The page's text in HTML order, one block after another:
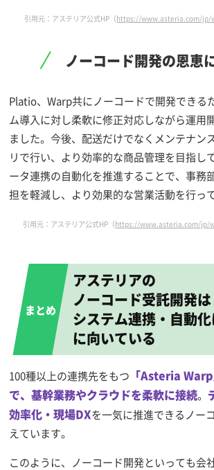
引用元：アステリア公式HP（https://www.asteria.com/
ノーコード開発の恩恵
Platio、Warp共にノーコードで開発できる
ム導入に対し柔軟に修正対応しながら運用
ました。今後、配送だけでなくメンテナン
リで行い、より効率的な商品管理を目指し
ータ連携の自動化を推進することで、事務
担を軽減し、より効果的な営業活動を行っ
引用元：アステリア公式HP（https://www.asteria.com/jp/
アステリアの
ノーコード受託開発は
システム連携・自動
に向いている
100種以上の連携先をもつ 「Asteria
で、基幹業務やクラウドを柔軟に接続。
効率化・現場DXを一気に推進できるノー
えています。
このように、ノーコード開発といっても会